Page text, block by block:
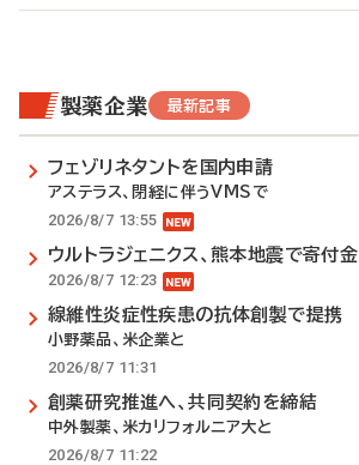
製薬企業 最新記事
フェゾリネタントを国内申請
アステラス、閉経に伴うVMSで
2026/8/7 13:55
ウルトラジェニクス、熊本地震で寄付金
2026/8/7 12:23
線維性炎症性疾患の抗体創製で提携
小野薬品、米企業と
2026/8/7 11:31
創薬研究推進へ、共同契約を締結
中外製薬、米カリフォルニア大と
2026/8/7 11:22